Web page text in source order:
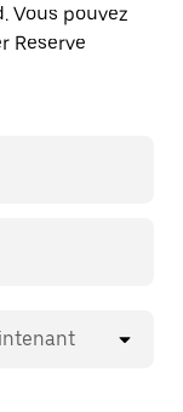
Vous pouvez
Reserve